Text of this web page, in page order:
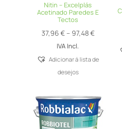
Nitin – Excelplás
Acetinado Paredes E
Tectos
37,96 € – 97,48€Price
37,96 €
IVA Incl.
Adicionar á lista de
desejos